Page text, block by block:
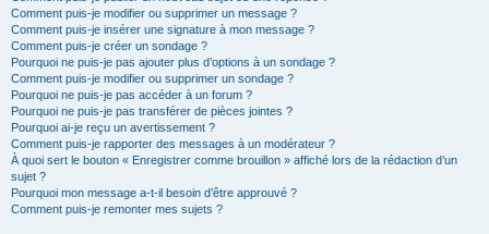
Comment puis-je modifier ou supprimer un message ?
Comment puis-je insérer une signature à mon message ?
Comment puis-je créer un sondage ?
Pourquoi ne puis-je pas ajouter plus d’options à un sondage ?
Comment puis-je modifier ou supprimer un sondage ?
Pourquoi ne puis-je pas accéder à un forum ?
Pourquoi ne puis-je pas transférer de pièces jointes ?
Pourquoi ai-je reçu un avertissement ?
Comment puis-je rapporter des messages à un modérateur ?
À quoi sert le bouton « Enregistrer comme brouillon » affiché lors de la rédaction d’un
sujet ?
Pourquoi mon message a-t-il besoin d’être approuvé ?
Comment puis-je remonter mes sujets ?